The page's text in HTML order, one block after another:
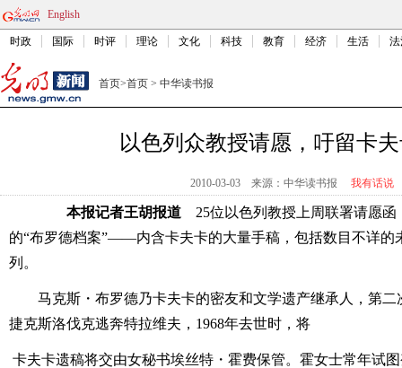
English
时政 国际 时评 理论 文化 科技 教育 经济 生活
首页>首页 > 中华读书报
以色列众教授请愿，吁留卡
2010-03-03 来源：中华读书报 我有话说
本报记者王胡报道 25位以色列教授上周联署请愿函
的“布罗德档案”――内含卡夫卡的大量手稿，包括数目不详
列。
马克斯・布罗德乃卡夫卡的密友和文学遗产继承人，第
捷克斯洛伐克逃奔特拉维夫，1968年去世时，将
卡夫卡遗稿将交由女秘书埃丝特・霍费保管。霍女士常年试